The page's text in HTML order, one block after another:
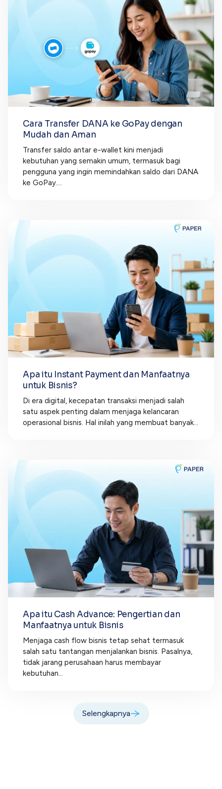
Cara Transfer DANA ke GoPay dengan
Mudah dan Aman
Transfer saldo antar e-wallet kini menjadi
kebutuhan yang semakin umum, termasuk bagi
pengguna yang ingin memindahkan saldo dari DANA
ke GoPay....
Apa itu Instant Payment dan Manfaatnya
untuk Bisnis?
Di era digital, kecepatan transaksi menjadi salah
satu aspek penting dalam menjaga kelancaran
operasional bisnis. Hal inilah yang membuat banyak...
Apa itu Cash Advance: Pengertian dan
Manfaatnya untuk Bisnis
Menjaga cash flow bisnis tetap sehat termasuk
salah satu tantangan menjalankan bisnis. Pasalnya,
tidak jarang perusahaan harus membayar
kebutuhan...
Selengkapnya